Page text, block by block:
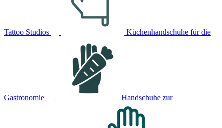
Tattoo Studios Küchenhandschuhe für die
Gastronomie Handschuhe zur